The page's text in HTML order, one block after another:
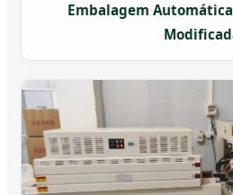
Embalagem